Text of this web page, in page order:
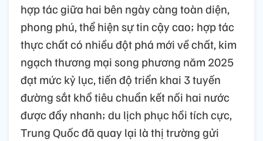
hợp tác giữa hai bên ngày càng toàn diện,
phong phú, thể hiện sự tin cậy cao; hợp tác
thực chất có nhiều đột phá mới về chất, kim
ngạch thương mại song phương năm 2025
đạt mức kỷ lục, tiến độ triển khai 3 tuyến
đường sắt khổ tiêu chuẩn kết nối hai nước
được đẩy nhanh; du lịch phục hồi tích cực,
Trung Quốc đã quay lại là thị trường gửi